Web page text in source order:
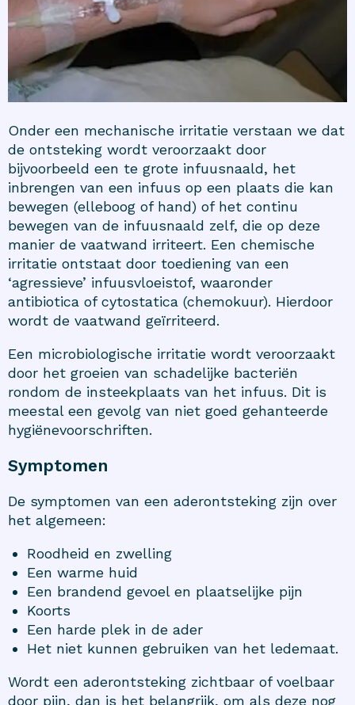
Onder een mechanische irritatie verstaan we dat
de ontsteking wordt veroorzaakt door
bijvoorbeeld een te grote infuusnaald, het
inbrengen van een infuus op een plaats die kan
bewegen (elleboog of hand) of het continu
bewegen van de infuusnaald zelf, die op deze
manier de vaatwand irriteert. Een chemische
irritatie ontstaat door toediening van een
‘agressieve’ infuusvloeistof, waaronder
antibiotica of cytostatica (chemokuur). Hierdoor
wordt de vaatwand geïrriteerd.
Een microbiologische irritatie wordt veroorzaakt
door het groeien van schadelijke bacteriën
rondom de insteekplaats van het infuus. Dit is
meestal een gevolg van niet goed gehanteerde
hygiënevoorschriften.
Symptomen
De symptomen van een aderontsteking zijn over
het algemeen:
Roodheid en zwelling
Een warme huid
Een brandend gevoel en plaatselijke pijn
Koorts
Een harde plek in de ader
Het niet kunnen gebruiken van het ledemaat.
Wordt een aderontsteking zichtbaar of voelbaar
door pijn, dan is het belangrijk, om als deze nog